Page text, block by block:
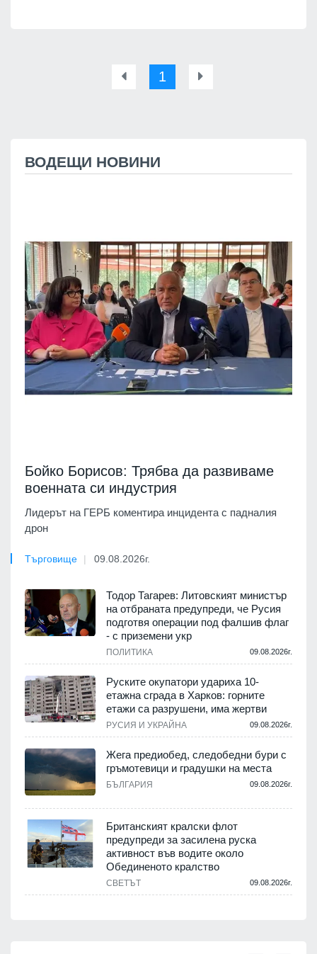
1
ВОДЕЩИ НОВИНИ
Бойко Борисов: Трябва да развиваме
военната си индустрия
Лидерът на ГЕРБ коментира инцидента с падналия
дрон
Търговище 09.08.2026г.
Тодор Тагарев: Литовският министър
на отбраната предупреди, че Русия
подготвя операции под фалшив флаг
- с приземени укр
ПОЛИТИКА 09.08.2026г.
Руските окупатори удариха 10-
етажна сграда в Харков: горните
етажи са разрушени, има жертви
РУСИЯ И УКРАЙНА 09.08.2026г.
Жега предиобед, следобедни бури с
гръмотевици и градушки на места
БЪЛГАРИЯ 09.08.2026г.
Британският кралски флот
предупреди за засилена руска
активност във водите около
Обединеното кралство
СВЕТЪТ 09.08.2026г.